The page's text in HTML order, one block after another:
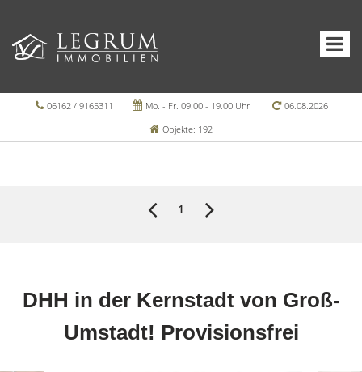
06162 / 9165311 Mo. - Fr. 09.00 - 19.00 Uhr
06.08.2026
Objekte: 192
1
DHH in der Kernstadt von Groß-
Umstadt! Provisionsfrei